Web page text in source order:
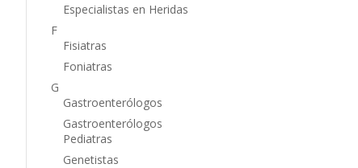
Especialistas en Heridas
F
Fisiatras
Foniatras
G
Gastroenterólogos
Gastroenterólogos
Pediatras
Genetistas